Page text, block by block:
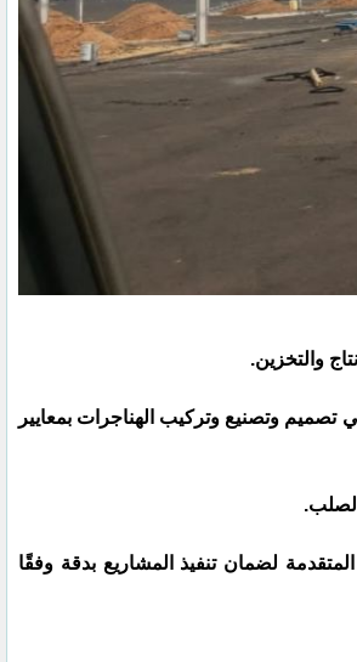
والتخزين.
وتصنيع وتركيب الهناجرات بمعايير
لضمان تنفيذ المشاريع بدقة وفقًا